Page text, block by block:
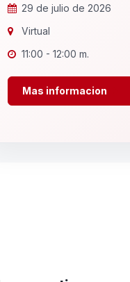
29 de julio de 2026
Virtual
11:00 - 12:00 m.
Mas informacion